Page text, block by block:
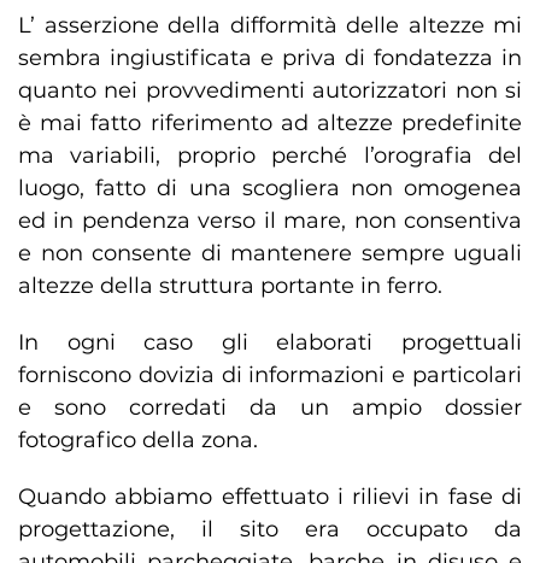
L’ asserzione della difformità delle altezze mi
sembra ingiustificata e priva di fondatezza in
quanto nei provvedimenti autorizzatori non si
è mai fatto riferimento ad altezze predefinite
ma variabili, proprio perché l’orografia del
luogo, fatto di una scogliera non omogenea
ed in pendenza verso il mare, non consentiva
e non consente di mantenere sempre uguali
altezze della struttura portante in ferro.
In ogni caso gli elaborati progettuali
forniscono dovizia di informazioni e particolari
e sono corredati da un ampio dossier
fotografico della zona.
Quando abbiamo effettuato i rilievi in fase di
progettazione, il sito era occupato da